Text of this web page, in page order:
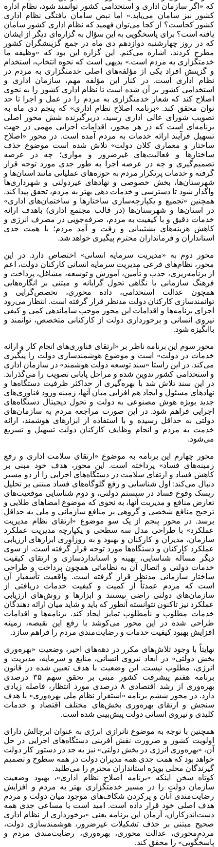
که «اگر سازمان اداری و استخدامی کشور توانمند شود، نظام اداره
کشور نیز سامان می‌یابد.» اما نبض سامان یافتگی نظام اداری
کشور کجاست؟ از کجا می‌توان فهمید که نظام اداری کشور سامان
یافته است؟ برای پاسخگویی به این سؤال به گزاره‌ای دیگر از ایشان
که در روز چهارشنبه دوازدهم دی ماه در جمع گزینشگران کشور
مطرح کردند، اشاره می‌کنم. این گزاره این بود که «وظیفه ما
خدمتگزاری به مردم است.» بدیهی است که نحوه انتخاب، استخدام
و گزینش افراد یکی از مؤلفه‌های اصلی خدمتگزاری به مردم در
نظام اداری است. در کنار این مؤلفه مهم، سازمان اداری و
استخدامی کشور بر آن شده است تا نظام اداری کشور را به نحوی
اصلاح کند که شعار خدمتگزاری به مردم را در عمل و اجرا تا حد
توان محقق کند. «برنامه اصلاح نظام اداری» که پنجم دی ماه به
تصویب شورای عالی اداری رسید، دربرگیرنده شش محور اصلی
برنامه‌ای است که در هر محور، اقدامات اجرایی مهمی در جهت
تسهیل فرآیند ارائه خدمات به مردم آمده است. در محور «اصلاح
ساختار و معماری کلان دولت» تلاش شده است موضوع حذف
ساختارها و فعالیت‌های غیرضرور و موازی؛ چه در عرصه
تصمیم‌گیری و چه در عرصه اجرا به طور جدی مورد توجه قرار
گرفته و خدمات پرتکرار مردم به حوزه‌های عملیاتی مانند استان‌ها و
شهرستان‌ها، بخش خصوصی و نهادهای غیردولتی و شهرداری‌ها
واگذار شود تا دسترسی و خدمات دهی بهتر به مردم، تحقق پیدا کند.
همچنین «تجمیع و یکپارچه‌سازی ساختارها و ساختمان‌های اداری»
در استان‌ها و شهرستان‌ها (در قالب مجتمع اداری) باهدف ارائه
خدمات دقیق و با کیفیت به مردم، صرفه‌جویی در مصرف انرژی و
کاهش هزینه‌های پشتیبانی و رفت و آمد مردم؛ با همت جدی
استانداران و فرمانداران محترم پیگیری خواهد شد.
محور دوم به «مدیریت سرمایه انسانی» اختصاص دارد. در این
محور، نظام‌های فرعی مدیریت سرمایه انسانی کارکنان دولت، اعم
از برنامه‌ریزی، جذب و تأمین، آموزش و توسعه، مشاغل، پرداخت و
فرهنگ سازمانی با نگاهی تحول گرایانه و مبتنی بر انگاره‌هایی
همچون عدالت استخدامی، داده محوری، تخصص‌گرایی و
توانمندسازی کارکنان دولت مدنظر قرار گرفته است. انتظار می‌رود
اجرای برنامه‌ها و اقدامات این محور موجب ساماندهی کمی و کیفی
نیروی انسانی و برخورداری دولت از کارکنانی متخصص، توانمند و
باانگیزه شود.
محور سوم این برنامه ناظر بر «ارتقای فناوری‌های انجام کار و ارائه
خدمات در دولت» است و موضوع هوشمندسازی دولت را پیگیری
می‌کند. در این راستا «سند توسعه دولت هوشمند» در سازمان اداری
و استخدامی کشور تدوین شده و مراحل پایانی تصویب را می‌گذراند.
در این سند تلاش شد با بهره‌گیری از حداکثر ظرفیت دستگاه‌ها و
نهادهای مسئول و ایجاد هم افزایی میان آنها، زمینه ورود فناوری‌های
جدید بویژه هوش مصنوعی به دولت و تحول دیجیتال دستگاه‌های
اجرایی فراهم شود. در این صورت مراجعه مردم به سازمان‌های
دولتی به حداقل رسیده و با استفاده از ابزارهای هوشمند، ارائه
خدمت به مردم و انجام وظایف کارکنان دولت تسهیل و تسریع
می‌شود.
محور چهارم این برنامه به موضوع «ارتقای سلامت اداری و رفع
زمینه‌های فساد» پرداخته است. این محور، هدف خود مبنی بر
کاهش فساد و ارتقای سلامت در دستگاه‌های اجرایی را از دو مسیر
دنبال می‌کند: اول شناسایی و رفع گلوگاه‌های فساد مبتنی بر تحلیل
ریسک وقوع فساد در سیستم دولتی، و دوم شناسایی موقعیت‌های
تعارض منافع و مدیریت آنها، به نحوی که موضوع امضاهای طلایی و
ترجیح منافع شخصی و گروهی بر منافع سازمانی و ملی به حداقل
برسد. در محور پنجم از یک سو موضوع «ارتقای نظام مدیریت
عملکرد» با طراحی مدل سه سطحی و یکپارچه مدیریت عملکرد
سازمان، مدیران و کارکنان و بهبود و به روزآوری ابزارهای ارزیابی
عملکرد کارکنان و دستگاه‌ها مورد توجه قرار گرفته است. از سوی
دیگر مسأله شناسایی، بهینه و استانداردسازی و ارتقای کیفیت
خدمات دولتی و اتصال آن به نظاماتی همچون پرداخت و طراحی
ساختار سازمانی مدنظر قرار گرفته است. واقعیت تأسفبار آن
است که مردم عمدتاً از کمیت و کیفیت خدمات دریافتی از
سازمان‌های دولتی راضی نیستند و ابزارها و روش‌های ارزیابی
عملکرد نیز تاکنون نتوانسته آنطور که باید و شاید میان ارائه دهندگان
خدمات مطلوب و نامطلوب تمایز ایجاد کند. برنامه‌ها و اقدامات
طراحی شده در این محور می‌کوشد با رفع این نقیصه، زمینه
افزایش بهبود کیفیت خدمات و رضایت‌مندی مردم را فراهم سازد.
نهایتاً با وجود تلاش‌های مکرر در دهه‌های اخیر، وضعیت «بهره‌وری
بخش دولتی» در ابعاد نیروی انسانی، منابع و سرمایه، مدیریت و
انرژی، مطلوب نیست. این وضعیت با هدف تعیین شده در قانون
برنامه هفتم پیشرفت کشور مبنی بر تحقق سهم ۳۵ درصدی
بهره‌وری از رشد اقتصادی ۸ درصدی مورد انتظار، فاصله زیادی
دارد. در محور ششم برنامه «استقرار نظام ملی بهره‌وری» با هدف
سنجش و ارتقای بهره‌وری بخش‌های مختلف اقتصاد و خدمات
کلیدی و نیروی انسانی دولت پیش‌بینی شده است.
همچنین با توجه به موضوع ناترازی انرژی به عنوان ابرچالش دارای
اولویت کشور و ضرورت نقش آفرینی دستگاه‌های اجرایی در حل
آن، «بهره‌وری انرژی در بخش دولتی» نیز به جد در دستور کار دولت
خواهد بود که همت جدی همه مدیران دولت در همه سطوح و تصمیم
گیرندگان محلی بویژه استانداران محترم را می‌طلبد.
کوتاه سخن اینکه «برنامه اصلاح نظام اداری»، بهبود وضعیت
سازمان دولت را در مسیر خدمتگزاری بهتر به مردم و افزایش
رضایت‌مندی آنان و پرکردن شکاف‌های موجود میان دولت و مردم
هدف اصلی خود قرار داده است. امید است با مساعی جدی همه
دست‌اندرکاران، آرمان این برنامه یعنی «برخورداری از نظام اداری
صحیح مبتنی بر حذف تشکیلات غیرضرور، هوشمندسازی دولت،
مردم‌محوری، عدالت محوری، بهره‌وری، رضایت‌مندی مردم و
پاسخگویی» را محقق کند.